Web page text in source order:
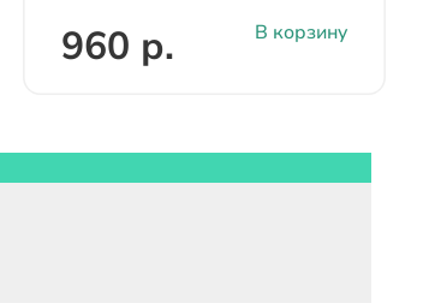
960 р. В корзину